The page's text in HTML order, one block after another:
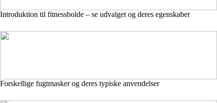
Introduktion til fitnessbolde – se udvalget og deres egenskaber
Forskellige fugtmasker og deres typiske anvendelser